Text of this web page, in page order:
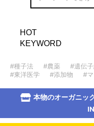
HOT
KEYWORD
#種子法 #農薬 #遺伝
#東洋医学
#添加物 #
本物のオーガニッ